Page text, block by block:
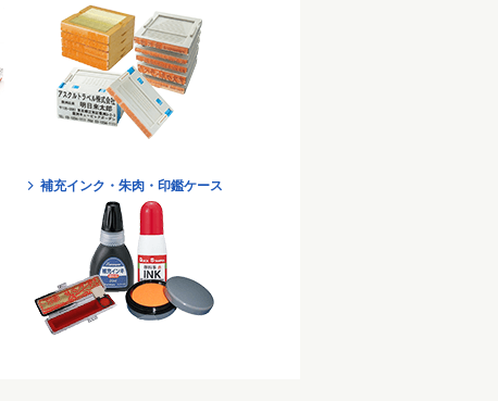
補充インク・朱肉・印鑑ケース